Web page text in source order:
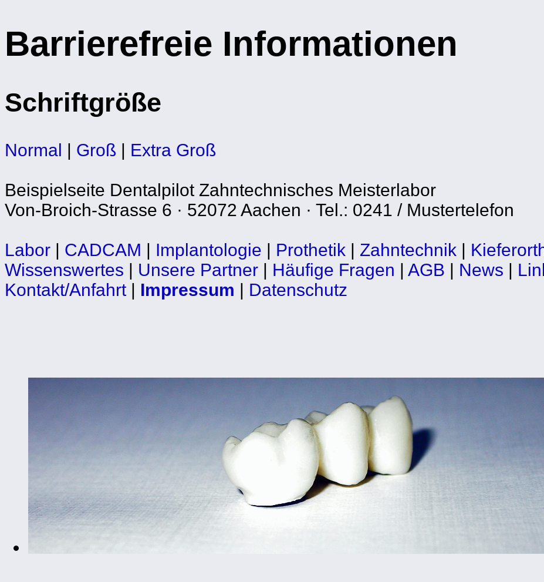
Barrierefreie Informationen
Schriftgröße
Normal | Groß | Extra Groß
Beispielseite Dentalpilot Zahntechnisches Meisterlabor
Von-Broich-Strasse 6 · 52072 Aachen · Tel.: 0241 / Mustertelefon
Labor | CADCAM | Implantologie | Prothetik | Zahntechnik |
Wissenswertes | Unsere Partner | Häufige Fragen | AGB | News |
Kontakt/Anfahrt| Impressum | Datenschutz